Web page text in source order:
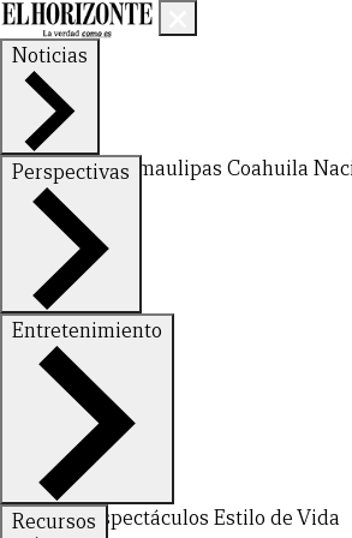
Noticias
Nuevo LeónTamaulipas Coahuila
Perspectivas
FinanzasOpinión
Entretenimiento
DeportesEspectáculos Estilo de Vida
Recursos
CERRAR